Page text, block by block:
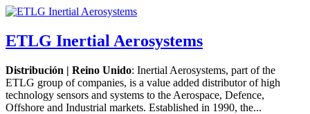
ETLG Inertial Aerosystems
Distribución | Reino Unido: Inertial Aerosystems, part of the
ETLG group of companies, is a value added distributor of high
technology sensors and systems to the Aerospace, Defence,
Offshore and Industrial markets. Established in 1990, the...